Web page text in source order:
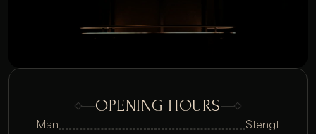
KONTAKT
OPENING HOURS
Man
Stengt